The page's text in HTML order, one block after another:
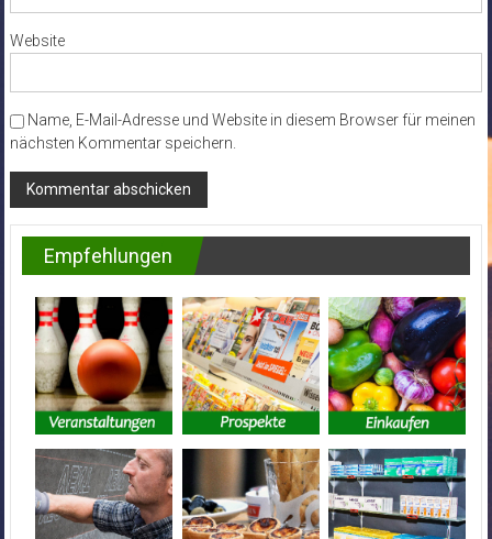
Website
Name, E-Mail-Adresse und Website in diesem Browser für meinen
nächsten Kommentar speichern.
Empfehlungen